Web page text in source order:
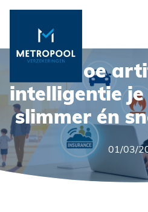
Ondernemers
Verenigingen
Particulieren
Over ons
Metropool
Nieuws
Hoe
intelligentie
slimmer én
01/03/